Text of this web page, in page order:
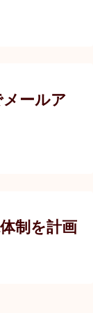
ールア
制を計画